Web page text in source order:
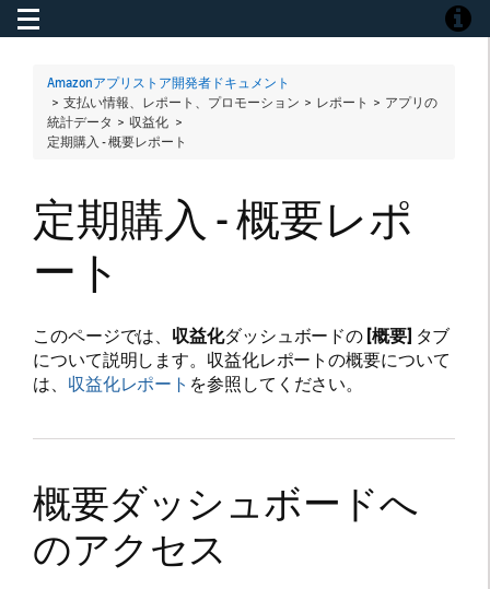
Toggle navigation
Amazonアプリストア開発者ドキュメント
> 支払い情報、レポート、プロモーション > レポート > アプリの
統計データ > 収益化 >
定期購入 - 概要レポート
定期購入 - 概要レポ
ート
このページでは、 収益化ダッシュボードの [概要] タブ
について説明します。収益化レポートの概要について
は、 収益化レポート を参照してください。
概要ダッシュボードへ
のアクセス